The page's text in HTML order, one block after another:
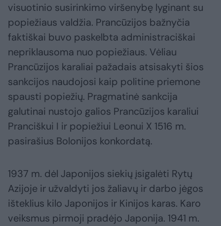
visuotinio susirinkimo viršenybę lyginant su
popiežiaus valdžia. Prancūzijos bažnyčia
faktiškai buvo paskelbta administraciškai
nepriklausoma nuo popiežiaus. Vėliau
Prancūzijos karaliai pažadais atsisakyti šios
sankcijos naudojosi kaip politine priemone
spausti popiežių. Pragmatinė sankcija
galutinai nustojo galios Prancūzijos karaliui
Pranciškui I ir popiežiui Leonui X 1516 m.
pasirašius Bolonijos konkordatą.
1937 m. dėl Japonijos siekių įsigalėti Rytų
Azijoje ir užvaldyti jos žaliavų ir darbo jėgos
išteklius kilo Japonijos ir Kinijos karas. Karo
veiksmus pirmoji pradėjo Japonija. 1941 m.